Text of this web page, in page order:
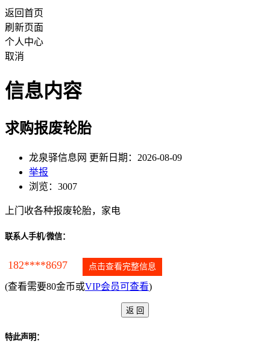
返回首页
刷新页面
个人中心
取消
信息内容
求购报废轮胎
龙泉驿信息网 更新日期：2026-08-09
举报
浏览：3007
上门收各种报废轮胎，家电
联系人手机/微信：
182****8697 点击查看完整信息
(查看需要80金币或VIP会员可查看)
特此声明：